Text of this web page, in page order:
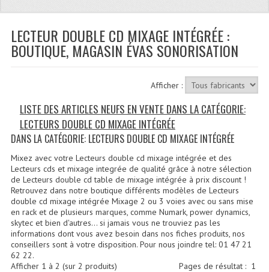
Location De Matériel
Le Matériel D´occasion
Recevoir Nos Promotions
Faire Votre Devis
CATÉGORIES
Sonorisation
Accessoires Pieds Cellules Diamants
Accessoires Enceintes
LECTEUR DOUBLE CD MIXAGE INTÉGRÉE :
BOUTIQUE, MAGASIN ÉVAS SONORISATION
Afficher :
LISTE DES ARTICLES NEUFS EN VENTE DANS LA CATÉGORIE:
LECTEURS DOUBLE CD MIXAGE INTÉGRÉE
DANS LA CATÉGORIE: LECTEURS DOUBLE CD MIXAGE INTÉGRÉE
Mixez avec votre Lecteurs double cd mixage intégrée et des
Lecteurs cds et mixage integrée de qualité grâce à notre sélection
de Lecteurs double cd table de mixage intégrée à prix discount !
Retrouvez dans notre boutique différents modèles de Lecteurs
double cd mixage intégrée Mixage 2 ou 3 voies avec ou sans mise
en rack et de plusieurs marques, comme Numark, power dynamics,
skytec et bien d'autres... si jamais vous ne trouviez pas les
informations dont vous avez besoin dans nos fiches produits, nos
conseillers sont à votre disposition. Pour nous joindre tel: 01 47 21
62 22.
Pages de résultat : 1
Afficher 1 à 2 (sur 2 produits)